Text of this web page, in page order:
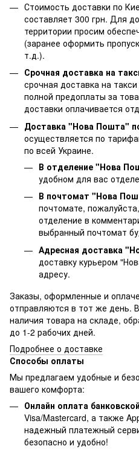
Стоимость доставки по
составляет 300 грн. Для
территории просим
(заранее оформить
т.д.).
Срочная доставка на
срочная доставка на
полной предоплаты за
доставки оплачивается
Доставка "Нова Пошта"
осуществляется по
по всей Украине.
В отделение "Нова
удобном для вас
В почтомат "Нова
почтомате,
отделение в
выбранный почтомат
Адресная доставка
доставку курьером
адресу.
Заказы, оформленные и
отправляются в тот же день.
наличия товара на складе,
до 1-2 рабочих дней.
Подробнее о доставке
Способы оплаты
Мы предлагаем удобные и
вашего комфорта:
Онлайн оплата
Visa/Mastercard, а также
надежный платежный
безопасно и удобно!